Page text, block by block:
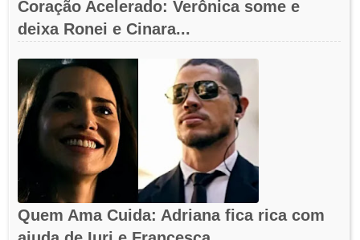
Coração Acelerado: Verônica some e
deixa Ronei e Cinara...
Quem Ama Cuida: Adriana fica rica com